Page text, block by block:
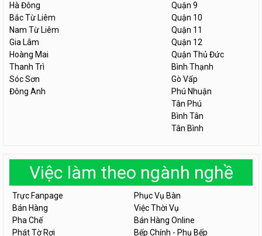
Hà Đông
Bắc Từ Liêm
Nam Từ Liêm
Gia Lâm
Hoàng Mai
Thanh Trì
Sóc Sơn
Đông Anh
Quận 9
Quận 10
Quận 11
Quận 12
Quận Thủ Đức
Bình Thạnh
Gò Vấp
Phú Nhuận
Tân Phú
Bình Tân
Tân Bình
Việc làm theo ngành nghề
Trực Fanpage
Phục Vụ Bàn
Bán Hàng
Việc Thời Vụ
Pha Chế
Bán Hàng Online
Phát Tờ Rơi
Bếp Chính - Phụ Bếp